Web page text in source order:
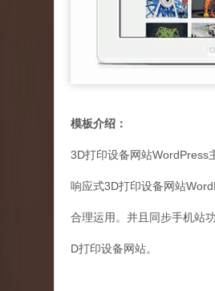
模板介绍：
3D打印设备网站WordPress
响应式3D打印设备网站
合理运用。并且同步手机站
D打印设备网站。